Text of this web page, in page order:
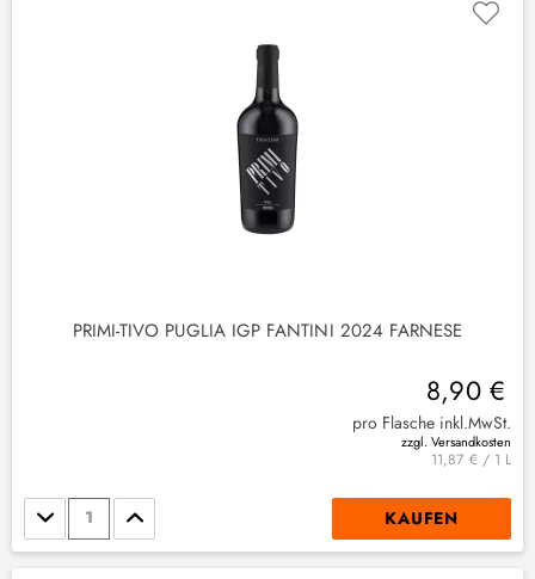
PRIMI-TIVO PUGLIA IGP FANTINI 2024 FARNESE
8,90 €
pro Flasche inkl.MwSt.
zzgl. Versandkosten
11,87 € / 1 L
Stückzahl KAUFEN